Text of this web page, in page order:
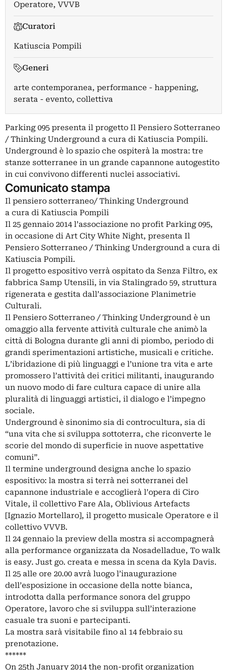
Operatore, VVVB
Curatori
Katiuscia Pompili
Generi
arte contemporanea, performance - happening,
serata - evento, collettiva
Parking 095 presenta il progetto Il Pensiero Sotterraneo
/ Thinking Underground a cura di Katiuscia Pompili.
Underground è lo spazio che ospiterà la mostra: tre
stanze sotterranee in un grande capannone autogestito
in cui convivono differenti nuclei associativi.
Comunicato stampa
Il pensiero sotterraneo/ Thinking Underground
a cura di Katiuscia Pompili
Il 25 gennaio 2014 l’associazione no profit Parking 095,
in occasione di Art City White Night, presenta Il
Pensiero Sotterraneo / Thinking Underground a cura di
Katiuscia Pompili.
Il progetto espositivo verrà ospitato da Senza Filtro, ex
fabbrica Samp Utensili, in via Stalingrado 59, struttura
rigenerata e gestita dall’associazione Planimetrie
Culturali.
Il Pensiero Sotterraneo / Thinking Underground è un
omaggio alla fervente attività culturale che animò la
città di Bologna durante gli anni di piombo, periodo di
grandi sperimentazioni artistiche, musicali e critiche.
L’ibridazione di più linguaggi e l’unione tra vita e arte
promossero l’attività dei critici militanti, inaugurando
un nuovo modo di fare cultura capace di unire alla
pluralità di linguaggi artistici, il dialogo e l’impegno
sociale.
Underground è sinonimo sia di controcultura, sia di
“una vita che si sviluppa sottoterra, che riconverte le
scorie del mondo di superficie in nuove aspettative
comuni”.
Il termine underground designa anche lo spazio
espositivo: la mostra si terrà nei sotterranei del
capannone industriale e accoglierà l’opera di Ciro
Vitale, il collettivo Fare Ala, Oblivious Artefacts
[Ignazio Mortellaro], il progetto musicale Operatore e il
collettivo VVVB.
Il 24 gennaio la preview della mostra si accompagnerà
alla performance organizzata da Nosadelladue, To walk
is easy. Just go. creata e messa in scena da Kyla Davis.
Il 25 alle ore 20.00 avrà luogo l’inaugurazione
dell’esposizione in occasione della notte bianca,
introdotta dalla performance sonora del gruppo
Operatore, lavoro che si sviluppa sull’interazione
casuale tra suoni e partecipanti.
La mostra sarà visitabile fino al 14 febbraio su
prenotazione.
******
On 25th January 2014 the non-profit organization